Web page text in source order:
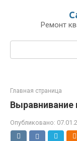
Ремонт
Поиск:
Главная страница
Выравнивание
Опубликовано: